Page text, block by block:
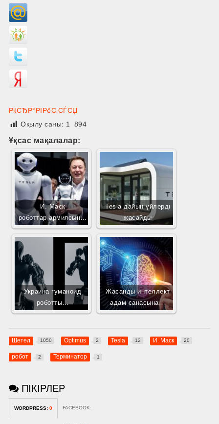
РќСЂР°РІРёС‚СЃСЏ
Оқылу саны: 1 894
Ұқсас мақалалар:
И. Маск
роботтар армиясын…
Tesla дайын үйлерді
жасайды
Украина гуманоид
роботты…
Жасанды интеллект
адам санасына…
Шетел 1050 Optimus 2 Tesla 12 И. Маск 20
робот 2 Терминатор 1
ПІКІРЛЕР
WORDPRESS: 0 FACEBOOK: